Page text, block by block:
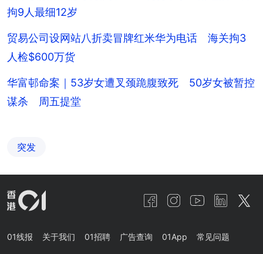
拘9人最细12岁
贸易公司设网站八折卖冒牌红米华为电话 海关拘3
人检$600万货
华富邨命案｜53岁女遭叉颈跪腹致死 50岁女被暂控
谋杀 周五提堂
突发
01线报 关于我们 01招聘 广告查询 01App 常见问题